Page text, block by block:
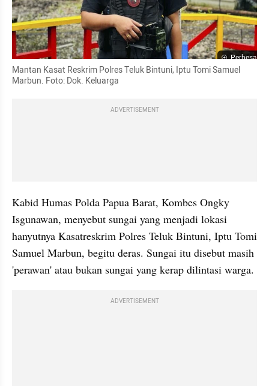
Perbesar
Mantan Kasat Reskrim Polres Teluk Bintuni, Iptu Tomi Samuel
Marbun. Foto: Dok. Keluarga
ADVERTISEMENT
Kabid Humas Polda Papua Barat, Kombes Ongky
Isgunawan, menyebut sungai yang menjadi lokasi
hanyutnya Kasatreskrim Polres Teluk Bintuni, Iptu Tomi
Samuel Marbun, begitu deras. Sungai itu disebut masih
'perawan' atau bukan sungai yang kerap dilintasi warga.
ADVERTISEMENT